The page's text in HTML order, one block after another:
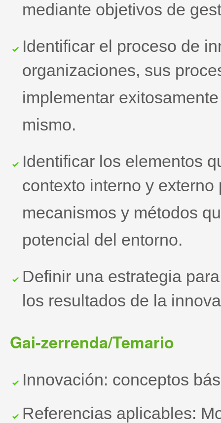
mediante objetivos de
Identificar el proceso de
organizaciones, sus
implementar
mismo.
Identificar los elementos
contexto interno y
mecanismos y métodos
potencial del entorno.
Definir una estrategia
los resultados de la
Gai-zerrenda/Temario
Innovación: conceptos
Referencias aplicables: